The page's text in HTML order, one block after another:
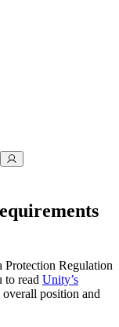
с вашей командой
ссылки на API
Unity
экспертов
Protection Regulation
to read Unity’s
overall position and